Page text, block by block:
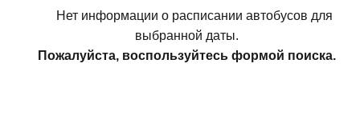
Нет информации о расписании автобусов для
выбранной даты.
Пожалуйста, воспользуйтесь формой поиска.